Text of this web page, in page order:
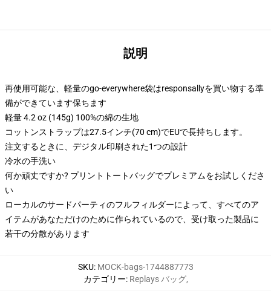
説明
再使用可能な、軽量のgo-everywhere袋はresponsallyを買い物する準
備ができています保ちます
軽量 4.2 oz (145g) 100%の綿の生地
コットンストラップは27.5インチ(70 cm)でEUで長持ちします。
注文するときに、デジタル印刷された1つの設計
冷水の手洗い
何か頑丈ですか? プリントトートバッグでプレミアムをお試しくださ
い
ローカルのサードパーティのフルフィルダーによって、すべてのア
イテムがあなただけのために作られているので、受け取った製品に
若干の分散があります
SKU: MOCK-bags-1744887773
カテゴリー: Replays バッグ,